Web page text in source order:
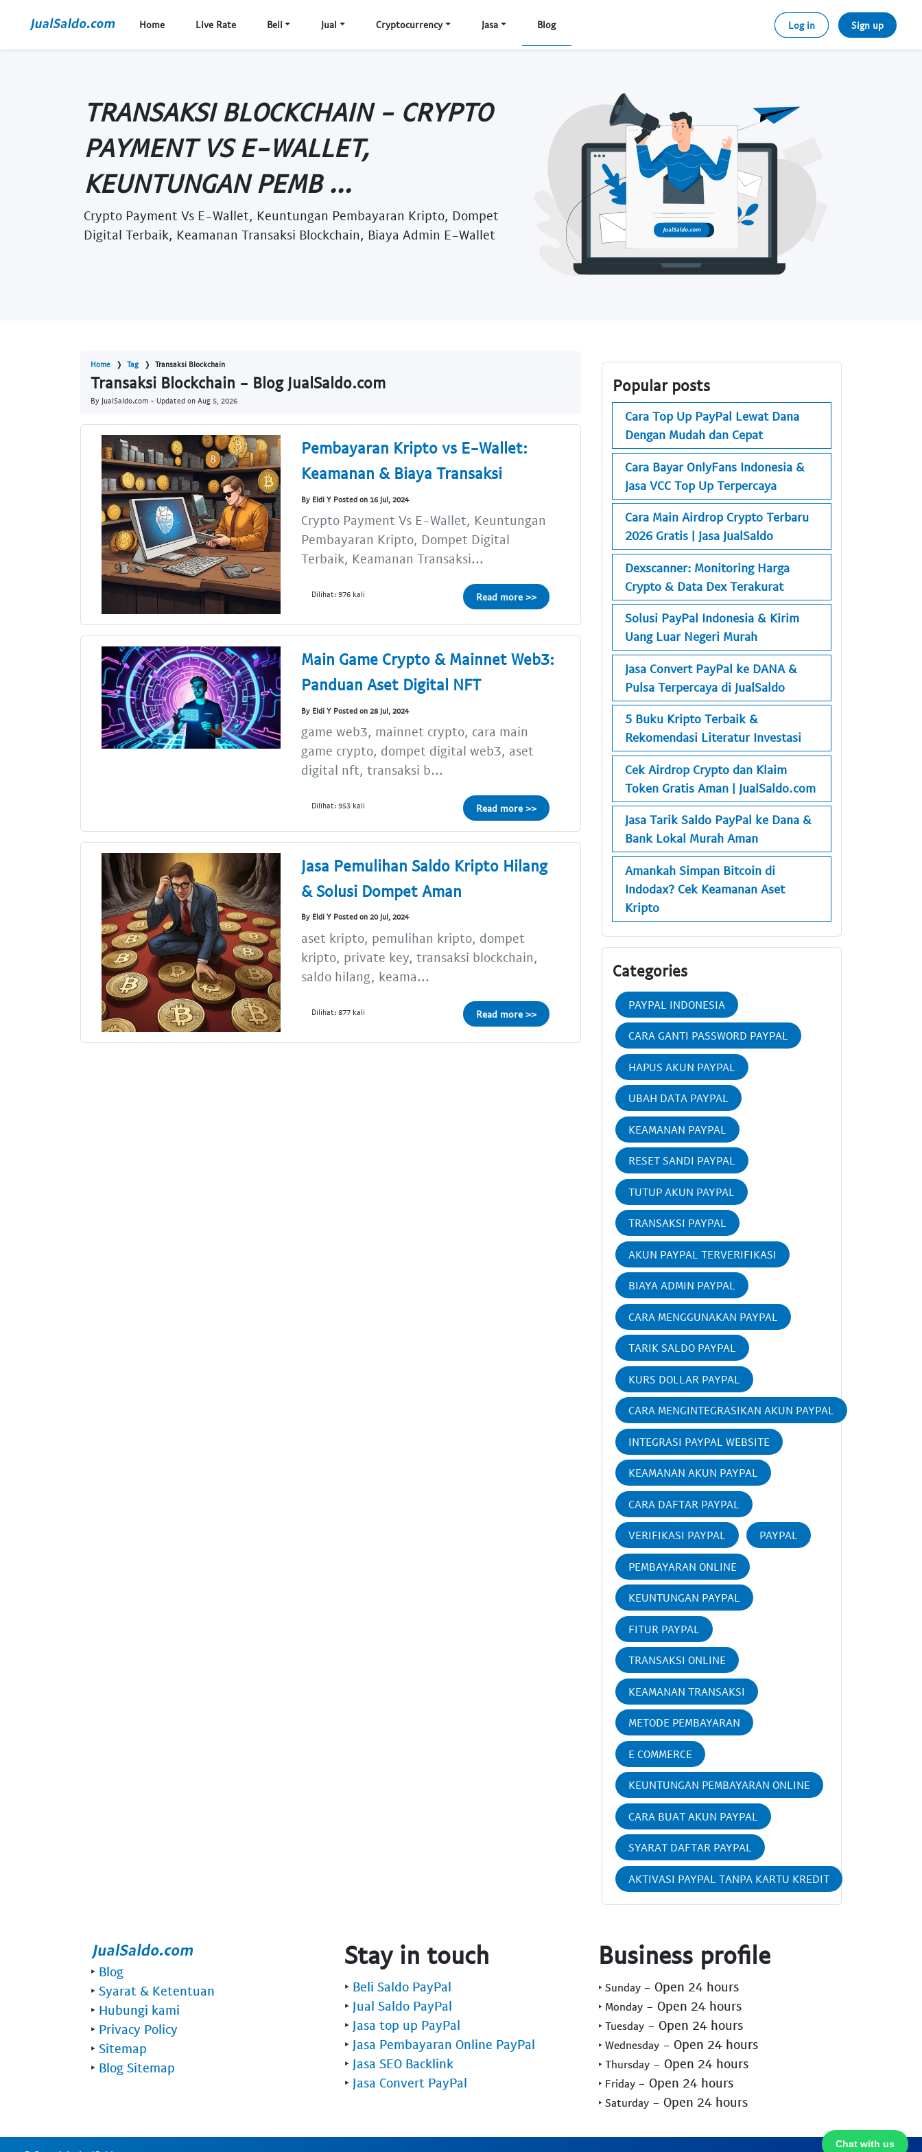
Home Live Rate Beli Jual Cryptocurrency Jasa Blog Log in Sign up
TRANSAKSI BLOCKCHAIN - CRYPTO
PAYMENT VS E-WALLET,
KEUNTUNGAN PEMB ...
Crypto Payment Vs E-Wallet, Keuntungan Pembayaran Kripto, Dompet
Digital Terbaik, Keamanan Transaksi Blockchain, Biaya Admin E-Wallet
Home Tag Transaksi Blockchain
Transaksi Blockchain - Blog JualSaldo.com
By JualSaldo.com - Updated on Aug 5, 2026
Pembayaran Kripto vs E-Wallet:
Keamanan & Biaya Transaksi
By Eldi Y Posted on 16 Jul, 2024
Crypto Payment Vs E-Wallet, Keuntungan
Pembayaran Kripto, Dompet Digital
Terbaik, Keamanan Transaksi...
Dilihat: 976 kali Read more >>
Main Game Crypto & Mainnet Web3:
Panduan Aset Digital NFT
By Eldi Y Posted on 28 Jul, 2024
game web3, mainnet crypto, cara main
game crypto, dompet digital web3, aset
digital nft, transaksi b...
Dilihat: 953 kali Read more >>
Jasa Pemulihan Saldo Kripto Hilang
& Solusi Dompet Aman
By Eldi Y Posted on 20 Jul, 2024
aset kripto, pemulihan kripto, dompet
kripto, private key, transaksi blockchain,
saldo hilang, keama...
Dilihat: 877 kali Read more >>
Popular posts
Cara Top Up PayPal Lewat Dana
Dengan Mudah dan Cepat
Cara Bayar OnlyFans Indonesia &
Jasa VCC Top Up Terpercaya
Cara Main Airdrop Crypto Terbaru
2026 Gratis | Jasa JualSaldo
Dexscanner: Monitoring Harga
Crypto & Data Dex Terakurat
Solusi PayPal Indonesia & Kirim
Uang Luar Negeri Murah
Jasa Convert PayPal ke DANA &
Pulsa Terpercaya di JualSaldo
5 Buku Kripto Terbaik &
Rekomendasi Literatur Investasi
Cek Airdrop Crypto dan Klaim
Token Gratis Aman | JualSaldo.com
Jasa Tarik Saldo PayPal ke Dana &
Bank Lokal Murah Aman
Amankah Simpan Bitcoin di
Indodax? Cek Keamanan Aset
Kripto
Categories
PAYPAL INDONESIA
CARA GANTI PASSWORD PAYPAL
HAPUS AKUN PAYPAL
UBAH DATA PAYPAL
KEAMANAN PAYPAL
RESET SANDI PAYPAL
TUTUP AKUN PAYPAL
TRANSAKSI PAYPAL
AKUN PAYPAL TERVERIFIKASI
BIAYA ADMIN PAYPAL
CARA MENGGUNAKAN PAYPAL
TARIK SALDO PAYPAL
KURS DOLLAR PAYPAL
CARA MENGINTEGRASIKAN AKUN PAYPAL
INTEGRASI PAYPAL WEBSITE
KEAMANAN AKUN PAYPAL
CARA DAFTAR PAYPAL
VERIFIKASI PAYPAL PAYPAL
PEMBAYARAN ONLINE
KEUNTUNGAN PAYPAL
FITUR PAYPAL
TRANSAKSI ONLINE
KEAMANAN TRANSAKSI
METODE PEMBAYARAN
E COMMERCE
KEUNTUNGAN PEMBAYARAN ONLINE
CARA BUAT AKUN PAYPAL
SYARAT DAFTAR PAYPAL
AKTIVASI PAYPAL TANPA KARTU KREDIT
Chat with us
‣ Blog
‣ Syarat & Ketentuan
‣ Hubungi kami
‣ Privacy Policy
‣ Sitemap
‣ Blog Sitemap
Stay in touch
‣ Beli Saldo PayPal
‣ Jual Saldo PayPal
‣ Jasa top up PayPal
‣ Jasa Pembayaran Online PayPal
‣ Jasa SEO Backlink
‣ Jasa Convert PayPal
Business profile
‣ Sunday - Open 24 hours
‣ Monday - Open 24 hours
‣ Tuesday - Open 24 hours
‣ Wednesday - Open 24 hours
‣ Thursday - Open 24 hours
‣ Friday - Open 24 hours
‣ Saturday - Open 24 hours